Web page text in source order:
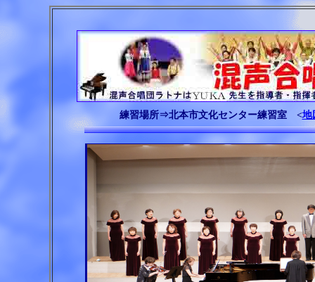
練習場所⇒北本市文化センター練習室 <地